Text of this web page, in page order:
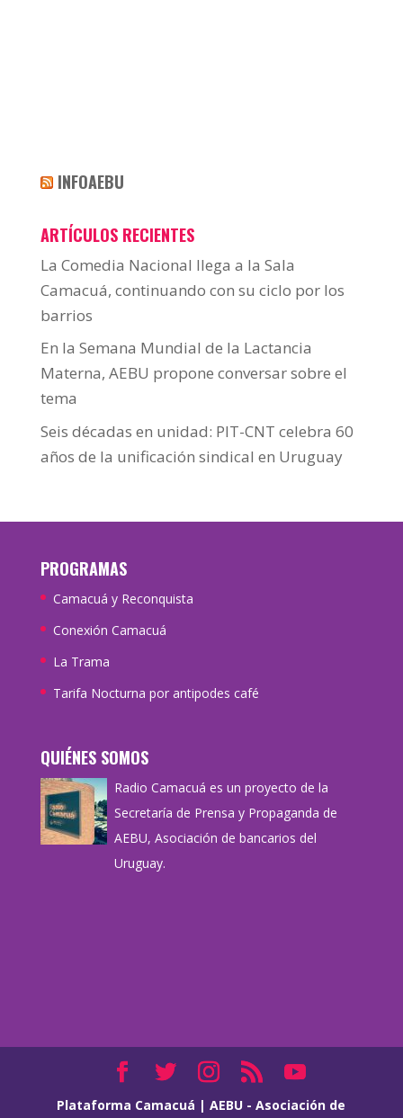
INFOAEBU
ARTÍCULOS RECIENTES
La Comedia Nacional llega a la Sala
Camacuá, continuando con su ciclo por los
barrios
En la Semana Mundial de la Lactancia
Materna, AEBU propone conversar sobre el
tema
Seis décadas en unidad: PIT-CNT celebra 60
años de la unificación sindical en Uruguay
PROGRAMAS
Camacuá y Reconquista
Conexión Camacuá
La Trama
Tarifa Nocturna por antipodes café
QUIÉNES SOMOS
Radio Camacuá es un proyecto de la
Secretaría de Prensa y Propaganda de
AEBU, Asociación de bancarios del
Uruguay.
Plataforma Camacuá |AEBU - Asociación de